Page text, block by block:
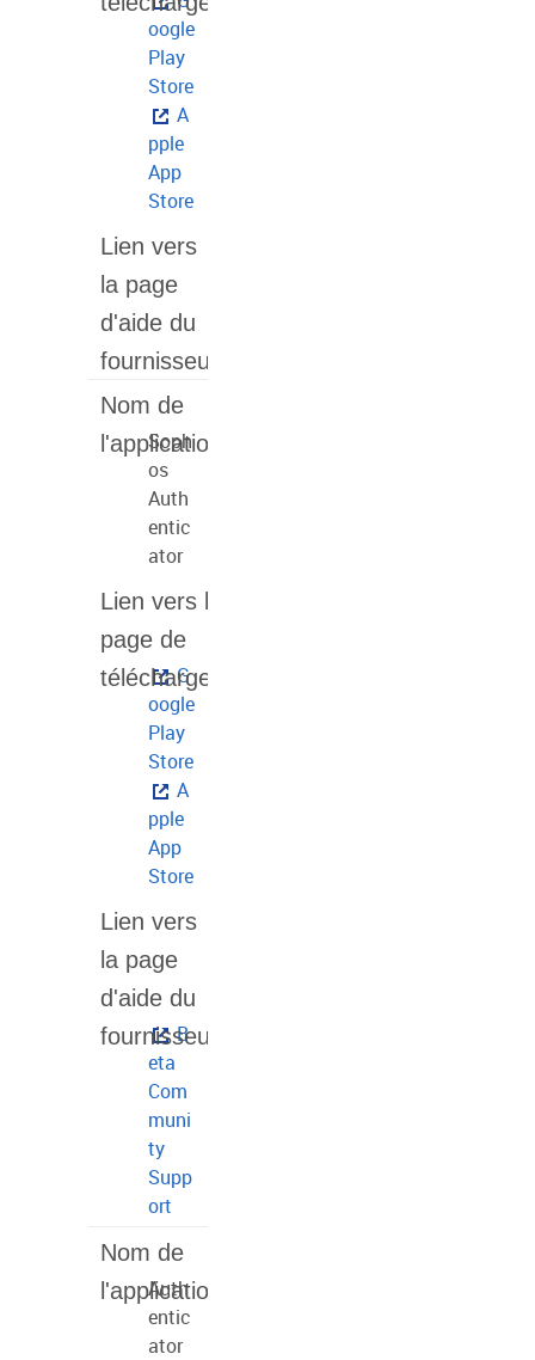
oogle
Play
Store
A
pple
App
Store
Soph
os
Auth
entic
ator
G
oogle
Play
Store
A
pple
App
Store
B
eta
Com
muni
ty
Supp
ort
Auth
entic
ator